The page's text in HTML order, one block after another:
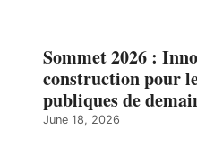
Sommet 2026 :
construction pour
publiques de
June 18, 2026